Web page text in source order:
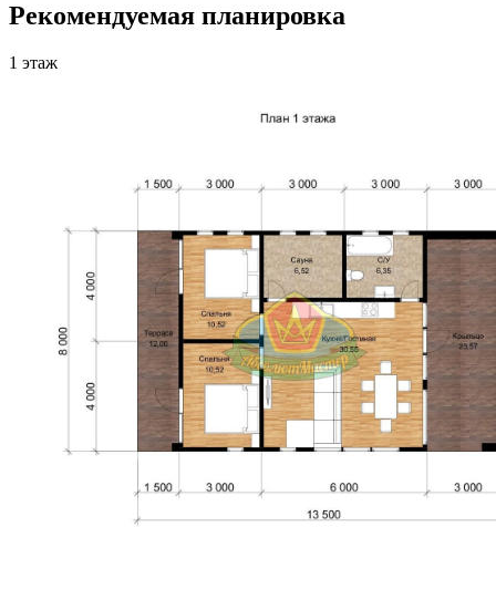
Рекомендуемая планировка
1 этаж